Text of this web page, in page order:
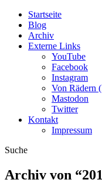
Startseite
Blog
Archiv
Externe Links
YouTube
Facebook
Instagram
Von Rädern
Mastodon
Twitter
Kontakt
Impressum
Suche
Archiv von “